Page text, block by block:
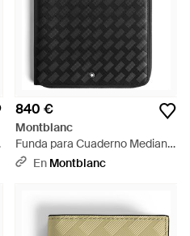
840 €
Montblanc
Funda para Cuaderno Mediano
con Cremallera de Piel
En Montblanc